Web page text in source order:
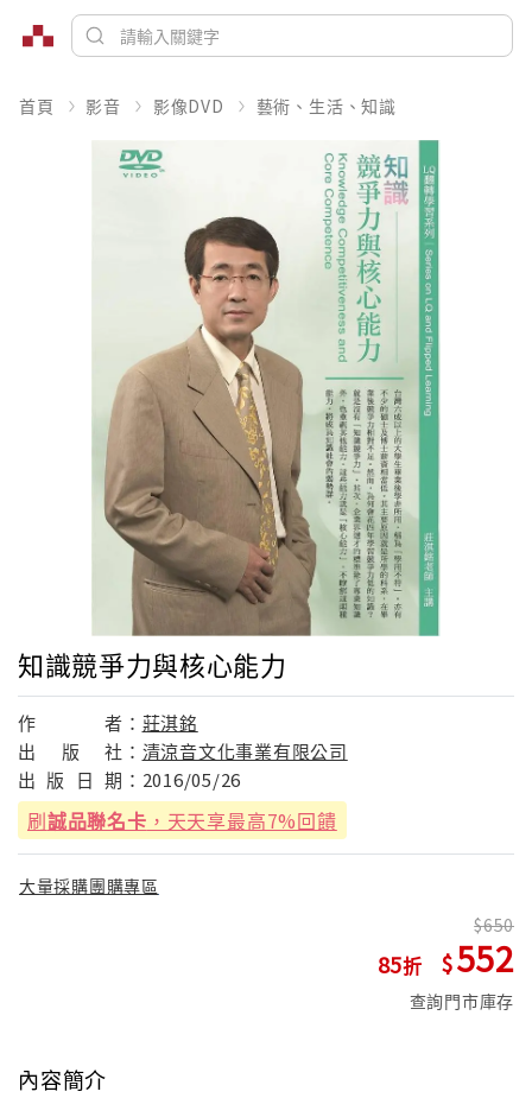
首頁 影音 影像DVD 藝術、生活、知識
知識競爭力與核心能力
作 者： 莊淇銘
出
版 社： 清涼音文化事業有限公司
出 版 日 期： 2016/05/26
刷誠品聯名卡 ，天天享最高7%回饋
大量採購團購專區
85
650
552
查詢門市庫存
內容簡介